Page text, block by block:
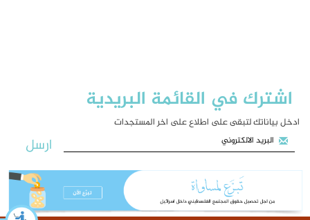
اشترك في القائمة البريدية
ادخل بياناتك لتبقى على اطلاع على اخر المستجدات
ارسل